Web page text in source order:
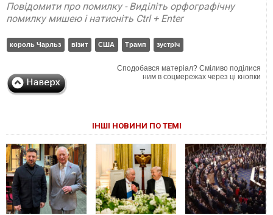
Повідомити про помилку - Виділіть орфографічну
помилку мишею і натисніть Ctrl + Enter
король Чарльз візит США Трамп зустріч
Сподобався матеріал? Сміливо поділися
ним в соцмережах через ці кнопки
ІНШІ НОВИНИ ПО ТЕМІ